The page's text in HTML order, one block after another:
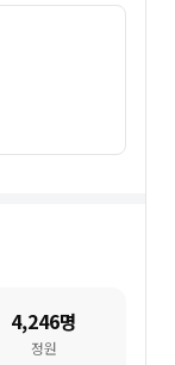
4,246명
정원